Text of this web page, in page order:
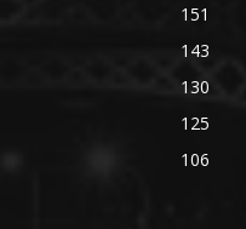
151
143
130
125
106